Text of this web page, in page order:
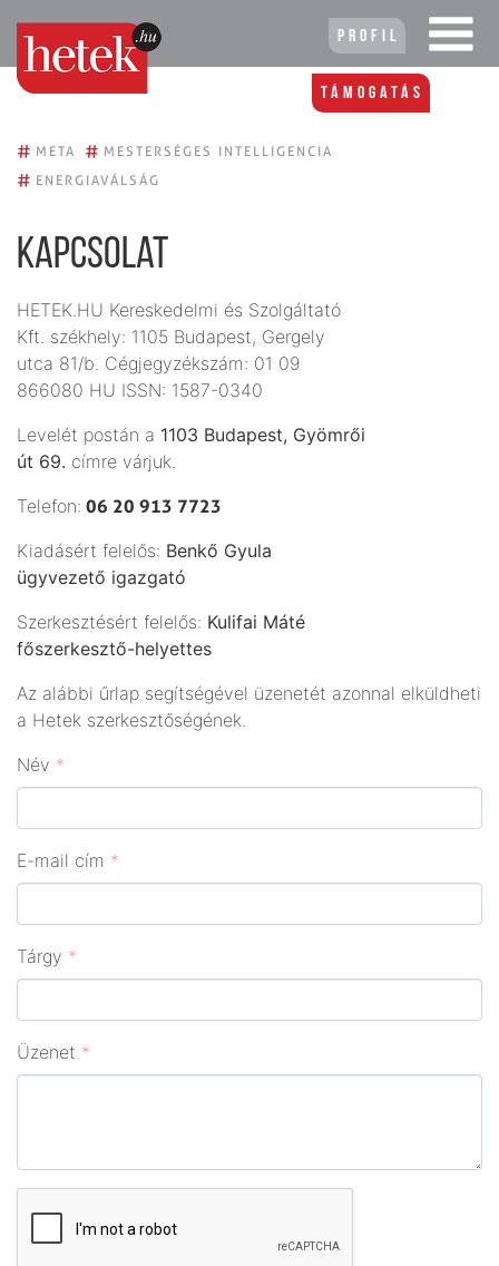
Profil
Támogatás
# META # MESTERSÉGES INTELLIGENCIA
# ENERGIAVÁLSÁG
Kapcsolat
HETEK.HU Kereskedelmi és Szolgáltató
Kft. székhely: 1105 Budapest, Gergely
utca 81/b. Cégjegyzékszám: 01 09
866080 HU ISSN: 1587-0340
Levelét postán a 1103 Budapest, Gyömrői
út 69. címre várjuk.
Telefon: 06 20 913 7723
​Kiadásért felelős: Benkő Gyula
ügyvezető igazgató
Szerkesztésért felelős: Kulifai Máté
főszerkesztő-helyettes
Az alábbi űrlap segítségével üzenetét azonnal elküldheti
a Hetek szerkesztőségének.
Név *
E-mail cím *
Tárgy *
Üzenet *